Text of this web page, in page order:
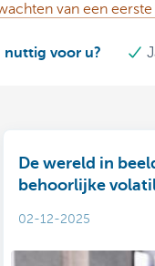
van een eerste
nuttig voor u?
De wereld in
behoorlijke
02-12-2025